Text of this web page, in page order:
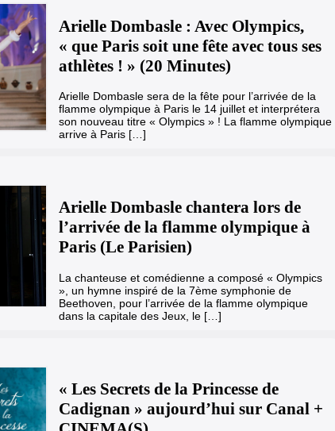
Arielle Dombasle : Avec Olympics,
« que Paris soit une fête avec tous ses
athlètes ! » (20 Minutes)
Arielle Dombasle sera de la fête pour l’arrivée de la
flamme olympique à Paris le 14 juillet et interprétera
son nouveau titre « Olympics » ! La flamme olympique
arrive à Paris […]
Arielle Dombasle chantera lors de
l’arrivée de la flamme olympique à
Paris (Le Parisien)
La chanteuse et comédienne a composé « Olympics
», un hymne inspiré de la 7ème symphonie de
Beethoven, pour l’arrivée de la flamme olympique
dans la capitale des Jeux, le […]
« Les Secrets de la Princesse de
Cadignan » aujourd’hui sur Canal +